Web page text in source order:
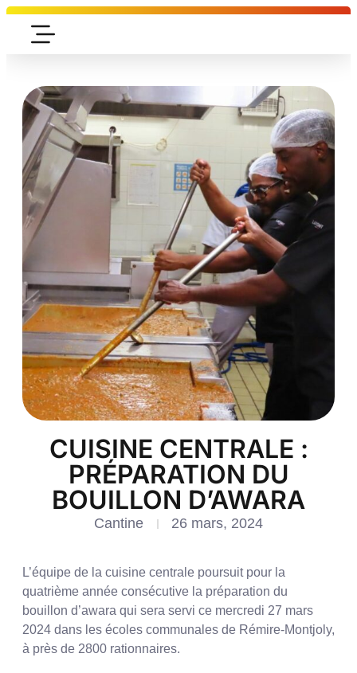
CUISINE CENTRALE :
PRÉPARATION DU
BOUILLON D’AWARA
Cantine 26 mars, 2024
L’équipe de la cuisine centrale poursuit pour la
quatrième année consécutive la préparation du
bouillon d’awara qui sera servi ce mercredi 27 mars
2024 dans les écoles communales de Rémire-Montjoly,
à près de 2800 rationnaires.